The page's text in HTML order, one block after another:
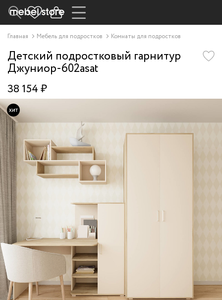
Главная Мебель для подростков Комнаты для подростков
Детский подростковый гарнитур
Джуниор-602asat
38 154 ₽